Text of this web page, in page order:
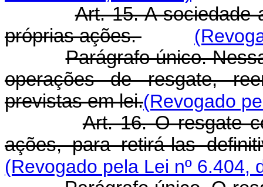
Art. 15. A sociedade
próprias ações.
Parágrafo único.
operações de resgate,
previstas em lei.(Revogado
Art. 16. O resgate
ações, para retirá-las
(Revogado pela Lei nº 6.404,